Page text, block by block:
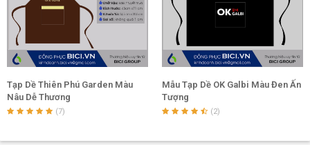
Tạp Dề Thiên Phú Garden Màu
Nâu Dễ Thương
(7)
Mẫu Tạp Dề OK Galbi Màu Đen Ấn
Tượng
(2)